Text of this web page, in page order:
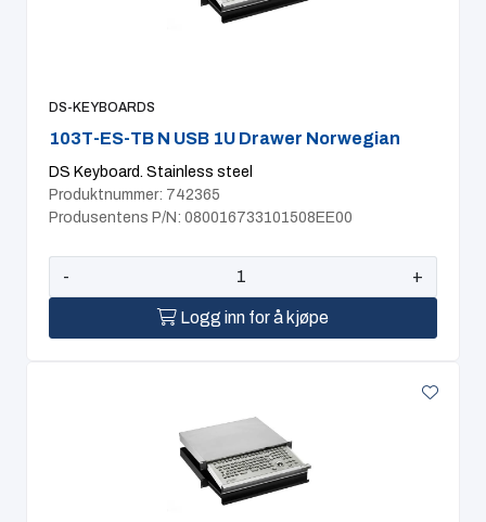
DS-KEYBOARDS
103T-ES-TB N USB 1U Drawer Norwegian
DS Keyboard. Stainless steel
Produktnummer: 742365
Produsentens P/N: 080016733101508EE00
- +
Logg inn for å kjøpe
Kurs og eventer
Infosenter